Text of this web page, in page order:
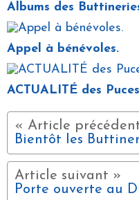
Albums des
Appel à bénévoles.
ACTUALITÉ des
Bientôt les
Porte ouverte au